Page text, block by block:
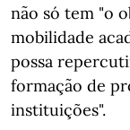
não só tem "o
mobilidade
possa
formação de
instituições".